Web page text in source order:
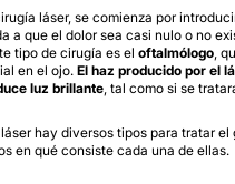
láser, se comienza por
a que el dolor sea casi nulo o no
tipo de cirugía es el oftalmólogo ,
en el ojo. El haz producido por el
luz brillante , tal como si se
hay diversos tipos para tratar el
en qué consiste cada una de ellas.